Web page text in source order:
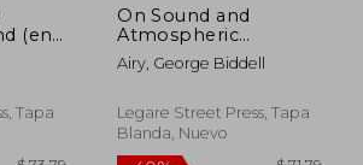
(en
Tapa
On Sound and
Atmospheric
Vibrations, With the
Mathematical
(en Inglés)
Airy, George Biddell
Legare Street Press, Tapa
Blanda, Nuevo